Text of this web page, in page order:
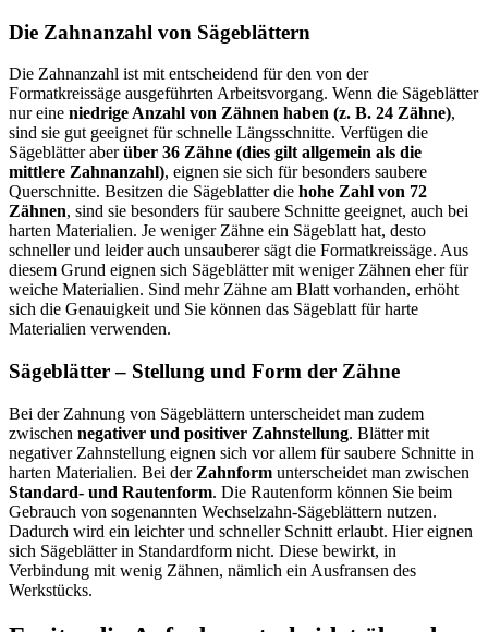
Die Zahnanzahl von Sägeblättern
Die Zahnanzahl ist mit entscheidend für den von der
Formatkreissäge ausgeführten Arbeitsvorgang. Wenn die Sägeblätter
nur eine niedrige Anzahl von Zähnen haben (z. B. 24 Zähne),
sind sie gut geeignet für schnelle Längsschnitte. Verfügen die
Sägeblätter aberüber 36 Zähne (dies gilt allgemein als die
mittlere Zahnanzahl), eignen sie sich für besonders saubere
Querschnitte. Besitzen die Sägeblatter die hohe Zahl von 72
Zähnen, sind sie besonders für saubere Schnitte geeignet, auch bei
harten Materialien. Je weniger Zähne ein Sägeblatt hat, desto
schneller und leider auch unsauberer sägt die Formatkreissäge. Aus
diesem Grund eignen sich Sägeblätter mit weniger Zähnen eher für
weiche Materialien. Sind mehr Zähne am Blatt vorhanden, erhöht
sich die Genauigkeit und Sie können das Sägeblatt für harte
Materialien verwenden.
Sägeblätter – Stellung und Form der Zähne
Bei der Zahnung von Sägeblättern unterscheidet man zudem
zwischen negativer und positiver Zahnstellung. Blätter mit
negativer Zahnstellung eignen sich vor allem für saubere Schnitte in
harten Materialien. Bei der Zahnform unterscheidet man zwischen
Standard- und Rautenform. Die Rautenform können Sie beim
Gebrauch von sogenannten Wechselzahn-Sägeblättern nutzen.
Dadurch wird ein leichter und schneller Schnitt erlaubt. Hier eignen
sich Sägeblätter in Standardform nicht. Diese bewirkt, in
Verbindung mit wenig Zähnen, nämlich ein Ausfransen des
Werkstücks.